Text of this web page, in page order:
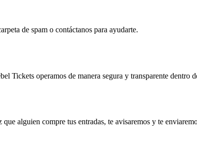
de spam o contáctanos para ayudarte.
Tickets operamos de manera segura y transparente dentro
alguien compre tus entradas, te avisaremos y te